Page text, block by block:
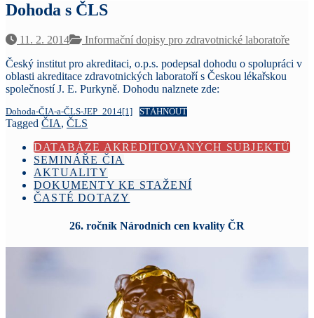
Dohoda s ČLS
11. 2. 2014
Informační dopisy pro zdravotnické laboratoře
Český institut pro akreditaci, o.p.s. podepsal dohodu o spolupráci v
oblasti akreditace zdravotnických laboratoří s Českou lékařskou
společností J. E. Purkyně. Dohodu nalznete zde:
Dohoda-ČIA-a-ČLS-JEP_2014[1] STÁHNOUT
Tagged ČIA, ČLS
DATABÁZE AKREDITOVANÝCH SUBJEKTŮ
SEMINÁŘE ČIA
AKTUALITY
DOKUMENTY KE STAŽENÍ
ČASTÉ DOTAZY
26. ročník Národních cen kvality ČR